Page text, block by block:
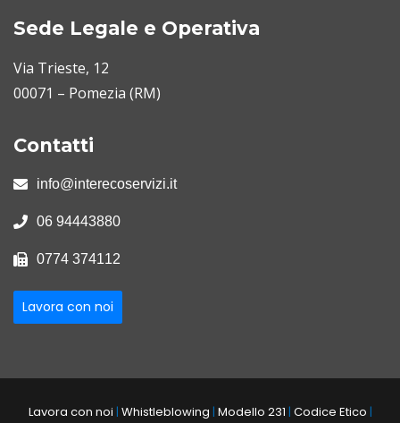
Sede Legale e Operativa
Via Trieste, 12
00071 – Pomezia (RM)
Contatti
info@interecoservizi.it
06 94443880
0774 374112
Lavora con noi
Lavora con noi | Whistleblowing | Modello 231 | Codice Etico |